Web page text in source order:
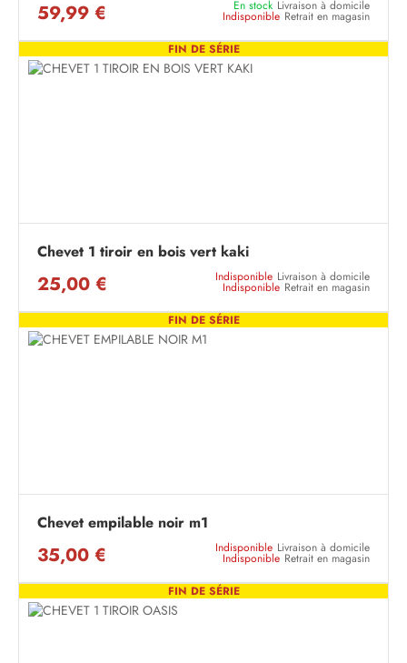
59,99 € En stock Livraison à domicile
Indisponible Retrait en magasin
FIN DE SÉRIE
Chevet 1 tiroir en bois vert kaki
25,00 € Indisponible Livraison à domicile
Indisponible Retrait en magasin
FIN DE SÉRIE
Chevet empilable noir m1
35,00 € Indisponible Livraison à domicile
Indisponible Retrait en magasin
FIN DE SÉRIE